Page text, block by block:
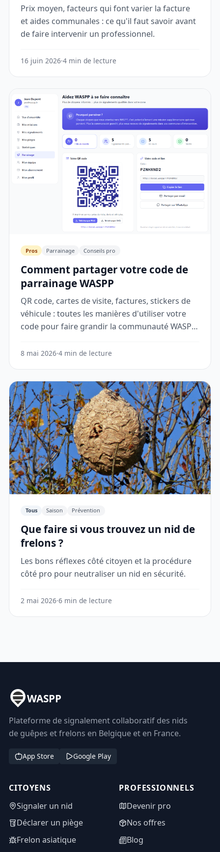
Prix moyen, facteurs qui font varier la facture
et aides communales : ce qu'il faut savoir avant
de faire intervenir un professionnel.
16 juin 2026·4 min de lecture
Pros Parrainage Conseils pro
Comment partager votre code de
parrainage WASPP
QR code, cartes de visite, factures, stickers de
véhicule : toutes les manières d'utiliser votre
code pour faire grandir la communauté WASPP
8 mai 2026·4 min de lecture
Tous Saison Prévention
Que faire si vous trouvez un nid de
frelons ?
Les bons réflexes côté citoyen et la procédure
côté pro pour neutraliser un nid en sécurité.
2 mai 2026·6 min de lecture
WASPP
Plateforme de signalement collaboratif des nids
de guêpes et frelons en Belgique et en France.
App Store Google Play
CITOYENS
Signaler un nid
Déclarer un piège
Frelon asiatique
PROFESSIONNELS
Devenir pro
Nos offres
Blog